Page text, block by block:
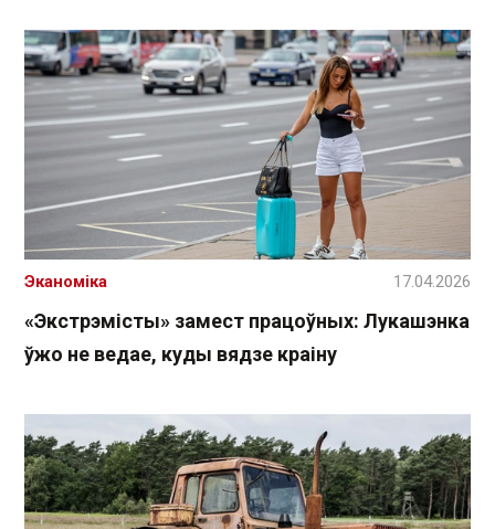
«Экстрэмісты» замест працоўных: Лукашэнка
ўжо не ведае, куды вядзе краіну
Эканоміка 17.04.2026